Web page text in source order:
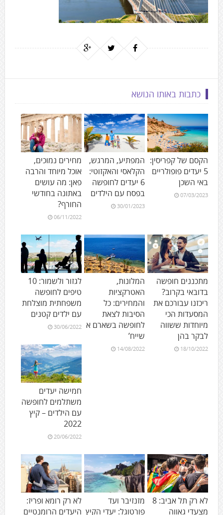
כתבות באותו הנושא
הקסם של קפריסין:
5 יעדים פופולריים
באי השכן
07/03/2023
המפתיע, המרגש,
הקלאסי והאקזוטי:
6 יעדים לחופשה
בפסח עם הילדים
30/01/2023
מחירים נמוכים,
אוכל מיוחד והרבה
פאן: מה עושים
באתונה בחודשי
החורף?
06/11/2022
מתכננים חופשה
בדובאי בקרוב?
ריכזנו עבורכם את
המסעדות הכי
מיוחדות ששווה
לבקר בהן
18/10/2022
המלונות,
האטרקציות
והמחירים: כל
הסיבות לצאת
לחופשה בשארם א
שייח’
14/08/2022
לגזור ולשמור: 10
טיפים לחופשה
משפחתית מוצלחת
עם ילדים קטנים
30/06/2022
חמישה יעדים
משתלמים לחופשה
עם הילדים – קיץ
2022
20/06/2022
לא רק תל אביב: 8
מצעדי גאווה
מזנזיבר ועד
פורטוגל: יעדי הקיץ
לא רק רומא ופריז:
היעדים הרומנטיים